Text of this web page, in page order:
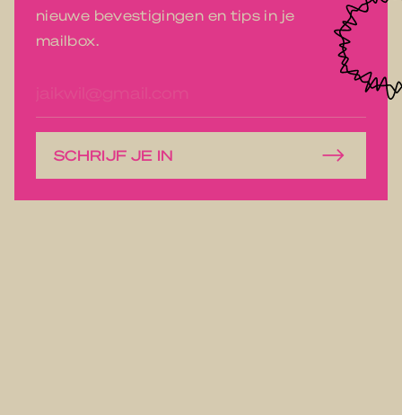
nieuwe bevestigingen en tips in je
mailbox.
SCHRIJF JE IN